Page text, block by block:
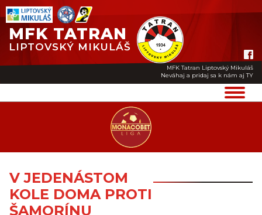
MFK TATRAN
LIPTOVSKÝ MIKULÁŠ
MFK Tatran Liptovský Mikuláš
Neváhaj a pridaj sa k nám aj TY
V JEDENÁSTOM
KOLE DOMA PROTI
ŠAMORÍNU